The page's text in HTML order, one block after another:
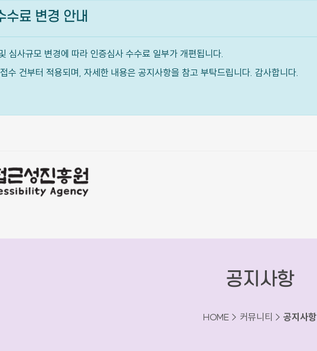
수료 변경 안내
심사규모 변경에 따라 인증심사 수수료 일부가 개편됩니다.
수 건부터 적용되며, 자세한 내용은 공지사항을 참고 부탁드립니다. 감사합니다.
공지사항
HOME > 커뮤니티 > 공지사항